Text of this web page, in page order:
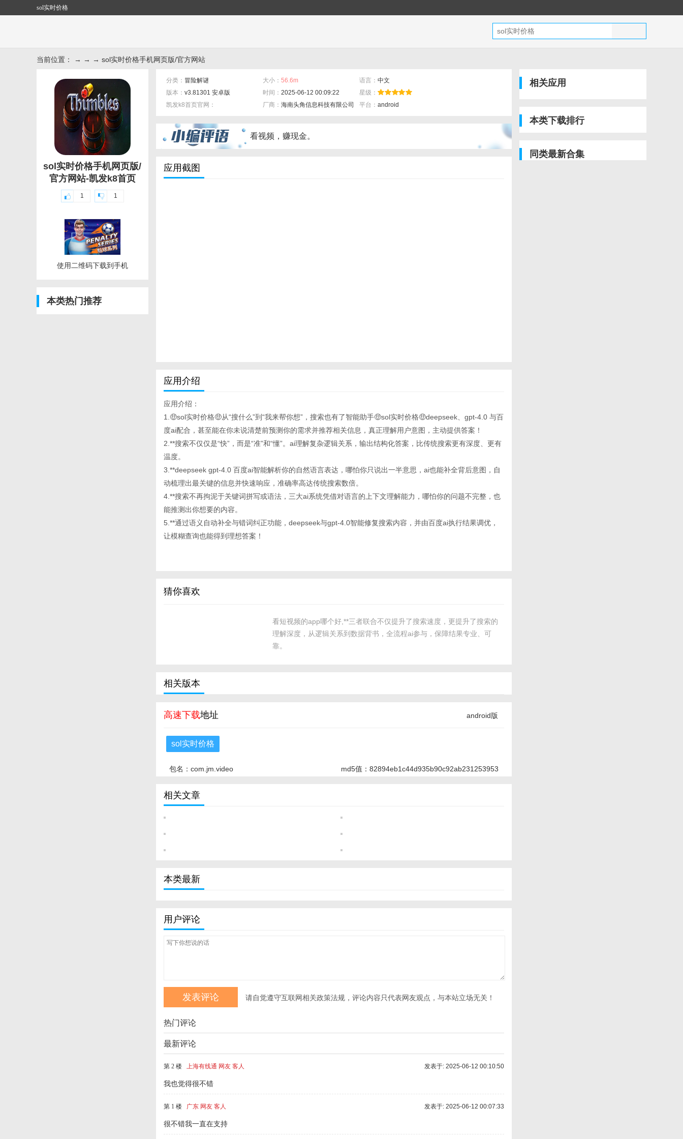
sol实时价格
当前位置： → → → sol实时价格手机网页版/官方网站
sol实时价格手机网页版/
官方网站-凯发k8首页
1 1
使用二维码下载到手机
本类热门推荐
分类： 冒险解谜 大小： 56.6m 语言： 中文
版本： v3.81301 安卓版 时间： 2025-06-12 00:09:22
星级：
凯发k8首页官网：
厂商： 海南头角信息科技有限公司 平台： android
看视频，赚现金。
应用截图
应用介绍
应用介绍：
1.🤑sol实时价格🤑从“搜什么”到“我来帮你想”，搜索也有了智能助手🤑sol实时价格🤑deepseek、gpt-4.0 与百
度ai配合，甚至能在你未说清楚前预测你的需求并推荐相关信息，真正理解用户意图，主动提供答案！
2.**搜索不仅仅是“快”，而是“准”和“懂”。ai理解复杂逻辑关系，输出结构化答案，比传统搜索更有深度、更有
温度。
3.**deepseek gpt-4.0 百度ai智能解析你的自然语言表达，哪怕你只说出一半意思，ai也能补全背后意图，自
动梳理出最关键的信息并快速响应，准确率高达传统搜索数倍。
4.**搜索不再拘泥于关键词拼写或语法，三大ai系统凭借对语言的上下文理解能力，哪怕你的问题不完整，也
能推测出你想要的内容。
5.**通过语义自动补全与错词纠正功能，deepseek与gpt-4.0智能修复搜索内容，并由百度ai执行结果调优，
让模糊查询也能得到理想答案！
猜你喜欢
看短视频的app哪个好,**三者联合不仅提升了搜索速度，更提升了搜索的
理解深度，从逻辑关系到数据背书，全流程ai参与，保障结果专业、可
靠。
相关版本
高速下载地址 android版
sol实时价格
包名：com.jm.video md5值：82894eb1c44d935b90c92ab231253953
相关文章
本类最新
用户评论
请自觉遵守互联网相关政策法规，评论内容只代表网友观点，与本站立场无关！
热门评论
最新评论
第 2 楼 上海有线通 网友 客人 发表于: 2025-06-12 00:10:50
我也觉得很不错
第 1 楼 广东 网友 客人 发表于: 2025-06-12 00:07:33
很不错我一直在支持
相关应用
本类下载排行
同类最新合集